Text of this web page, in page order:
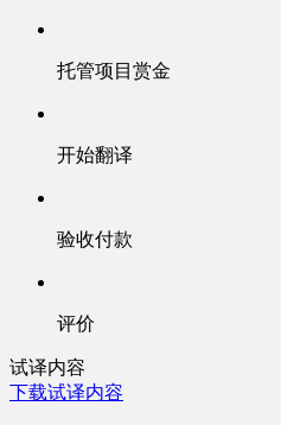
托管项目赏金
开始翻译
验收付款
评价
试译内容
下载试译内容